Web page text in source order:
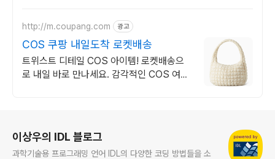
http://m.coupang.com 광고
COS 쿠팡 내일도착 로켓배송
트위스트 디테일 COS 아이템! 로켓배송으
로 내일 바로 만나세요. 감각적인 COS 여성
이상우의 IDL 블로그
과학기술용 프로그래밍 언어 IDL의 다양한 코딩 방법들을 소